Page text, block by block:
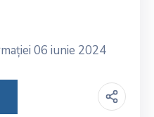
06 iunie 2024